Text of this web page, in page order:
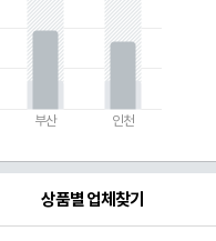
부산 인천
상품별 업체찾기